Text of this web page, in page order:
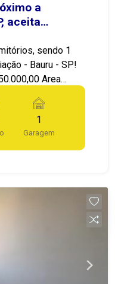
a
aceita
em
sendo 1
- SP!
Area
com
banheiro
ampla sala de
a
gasolina, a
com
e região
1
Garagem